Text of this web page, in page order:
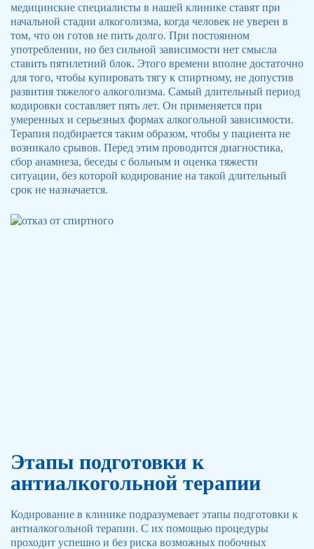
медицинские специалисты в нашей клинике ставят при
начальной стадии алкоголизма, когда человек не уверен в
том, что он готов не пить долго. При постоянном
употреблении, но без сильной зависимости нет смысла
ставить пятилетний блок. Этого времени вполне достаточно
для того, чтобы купировать тягу к спиртному, не допустив
развития тяжелого алкоголизма. Самый длительный период
кодировки составляет пять лет. Он применяется при
умеренных и серьезных формах алкогольной зависимости.
Терапия подбирается таким образом, чтобы у пациента не
возникало срывов. Перед этим проводится диагностика,
сбор анамнеза, беседы с больным и оценка тяжести
ситуации, без которой кодирование на такой длительный
срок не назначается.
Этапы подготовки к
антиалкогольной терапии
Кодирование в клинике подразумевает этапы подготовки к
антиалкогольной терапии. С их помощью процедуры
проходит успешно и без риска возможных побочных